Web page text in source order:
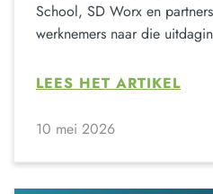
School, SD Worx en
werknemers naar die
LEES HET ARTIKEL
10 mei 2026